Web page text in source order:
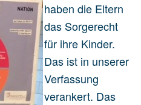
haben die Eltern
das Sorgerecht
für ihre Kinder.
Das ist in unserer
Verfassung
verankert. Das